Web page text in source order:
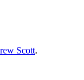
Scott.